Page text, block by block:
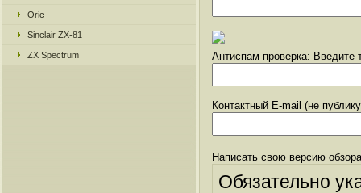
Oric
Sinclair ZX-81
ZX Spectrum Антиспам проверка: Введите
Контактный E-mail (не
Написать свою версию
Обязательно